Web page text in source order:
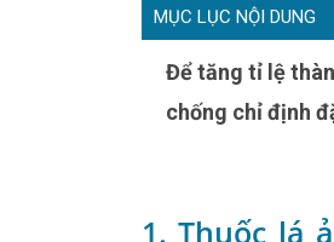
MỤC LỤC NỘI DUNG
Để tăng tỉ lệ thành công, an toàn khi trồng răng Implant, Bác sĩ sẽ đưa ra những trường hợp
chống chỉ định
1. Thuốc lá